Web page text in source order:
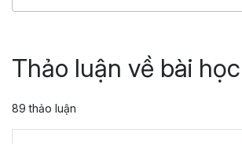
4.86
25,046
Thảo luận về bài học
89 thảo luận